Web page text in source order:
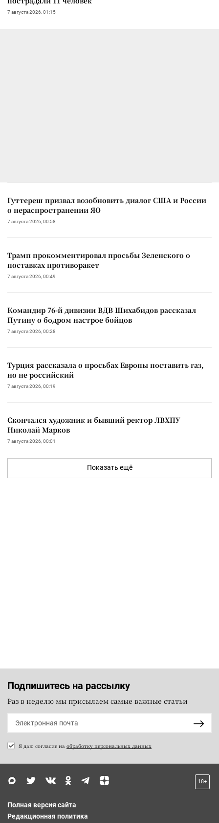
7 августа 2026, 01:15
Гуттереш призвал возобновить диалог США и России
о нераспространении ЯО
7 августа 2026, 00:58
Трамп прокомментировал просьбы Зеленского о
поставках противоракет
7 августа 2026, 00:49
Командир 76-й дивизии ВДВ Шихабидов рассказал
Путину о бодром настрое бойцов
7 августа 2026, 00:28
Турция рассказала о просьбах Европы поставить газ,
но не российский
7 августа 2026, 00:19
Скончался художник и бывший ректор ЛВХПУ
Николай Марков
7 августа 2026, 00:01
Показать ещё
Подпишитесь на рассылку
Раз в неделю мы присылаем самые важные статьи
Я даю согласие на обработку персональных данных
18+
Полная версия сайта
Редакционная политика